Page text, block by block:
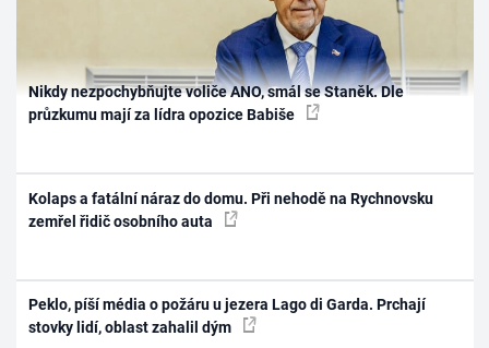
Nikdy nezpochybňujte voliče ANO, smál se Staněk. Dle
průzkumu mají za lídra opozice Babiše
Kolaps a fatální náraz do domu. Při nehodě na Rychnovsku
zemřel řidič osobního auta
Peklo, píší média o požáru u jezera Lago di Garda. Prchají
stovky lidí, oblast zahalil dým